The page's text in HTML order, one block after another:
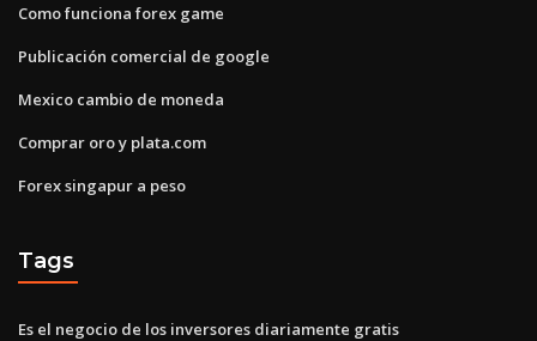
Como funciona forex game
Publicación comercial de google
Mexico cambio de moneda
Comprar oro y plata.com
Forex singapur a peso
Tags
Es el negocio de los inversores diariamente gratis